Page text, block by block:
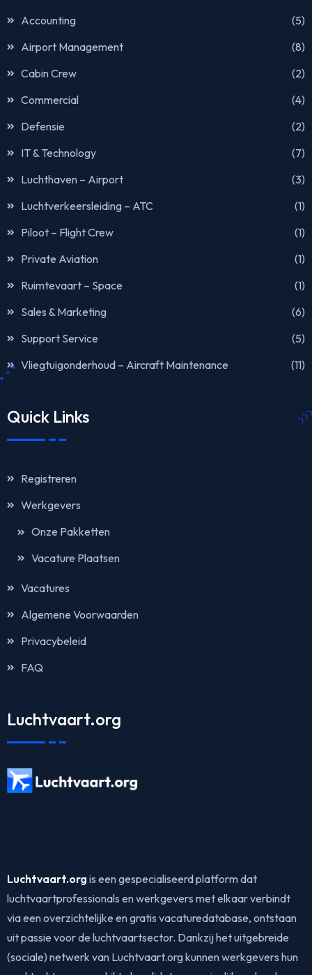
Accounting
(5)
Airport Management
(8)
Cabin Crew
(2)
Commercial
(4)
Defensie
(2)
IT & Technology
(7)
Luchthaven – Airport
(3)
Luchtverkeersleiding – ATC
(1)
Piloot – Flight Crew
(1)
Private Aviation
(1)
Ruimtevaart – Space
(1)
Sales & Marketing
(6)
Support Service
(5)
Vliegtuigonderhoud – Aircraft Maintenance
(11)
Quick Links
Registreren
Werkgevers
Onze Pakketten
Vacature Plaatsen
Vacatures
Algemene Voorwaarden
Privacybeleid
FAQ
Luchtvaart.org
Luchtvaart.org is een gespecialiseerd platform dat
luchtvaartprofessionals en werkgevers met elkaar verbindt
via een overzichtelijke en gratis vacaturedatabase, ontstaan
uit passie voor de luchtvaartsector. Dankzij het uitgebreide
(sociale) netwerk van Luchtvaart.org kunnen werkgevers hun